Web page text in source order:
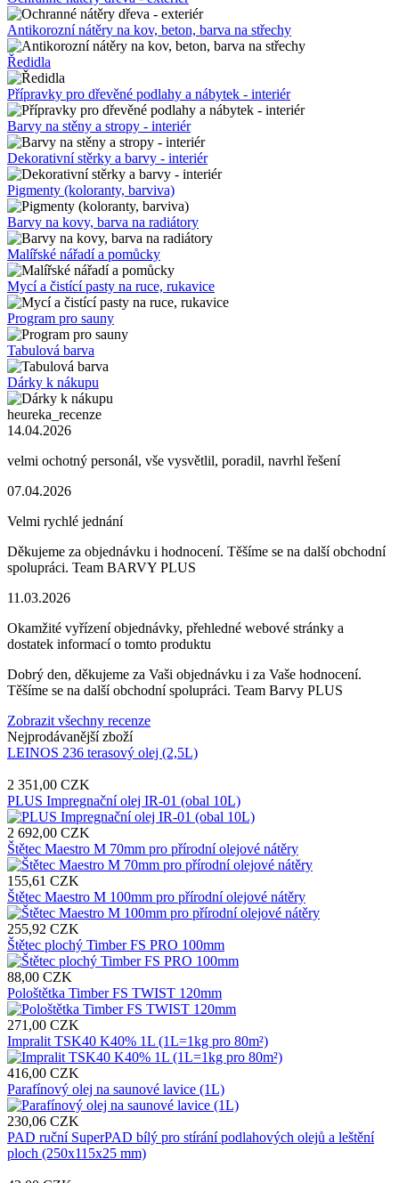
Antikorozní nátěry na kov, beton, barva na střechy
Ředidla
Přípravky pro dřevěné podlahy a nábytek - interiér
Barvy na stěny a stropy - interiér
Dekorativní stěrky a barvy - interiér
Pigmenty (koloranty, barviva)
Barvy na kovy, barva na radiátory
Malířské nářadí a pomůcky
Mycí a čistící pasty na ruce, rukavice
Program pro sauny
Tabulová barva
Dárky k nákupu
heureka_recenze
14.04.2026
velmi ochotný personál, vše vysvětlil, poradil, navrhl řešení
07.04.2026
Velmi rychlé jednání
Děkujeme za objednávku i hodnocení. Těšíme se na další obchodní
spolupráci. Team BARVY PLUS
11.03.2026
Okamžité vyřízení objednávky, přehledné webové stránky a
dostatek informací o tomto produktu
Dobrý den, děkujeme za Vaši objednávku i za Vaše hodnocení.
Těšíme se na další obchodní spolupráci. Team Barvy PLUS
Zobrazit všechny recenze
Nejprodávanější zboží
LEINOS 236 terasový olej (2,5L)
2 351,00 CZK
PLUS Impregnační olej IR-01 (obal 10L)
2 692,00 CZK
Štětec Maestro M 70mm pro přírodní olejové nátěry
155,61 CZK
Štětec Maestro M 100mm pro přírodní olejové nátěry
255,92 CZK
Štětec plochý Timber FS PRO 100mm
88,00 CZK
Pološtětka Timber FS TWIST 120mm
271,00 CZK
Impralit TSK40 K40% 1L (1L=1kg pro 80m²)
416,00 CZK
Parafínový olej na saunové lavice (1L)
230,06 CZK
PAD ruční SuperPAD bílý pro stírání podlahových olejů a leštění
ploch (250x115x25 mm)